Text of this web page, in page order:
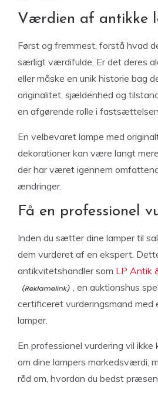
Værdien af antikke
Først og fremmest, forstå hvad
særligt værdifulde. Er det deres
eller måske en unik historie bag
originalitet, sjældenhed og
en afgørende rolle i
En velbevaret lampe med
dekorationer kan være langt
der har været igennem
ændringer.
Få en professionel
Inden du sætter dine lamper til
dem vurderet af en ekspert.
antikvitetshandler som LP Antik
, en auktionshus
certificeret vurderingsmand med
lamper.
En professionel vurdering vil ikke
om dine lampers markedsværdi,
råd om, hvordan du bedst